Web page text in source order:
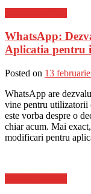
WhatsApp:
Aplicatia pentru
Posted on 13
WhatsApp are
vine pentru utilizatorii
este vorba despre o
chiar acum. Mai
modificari pentru